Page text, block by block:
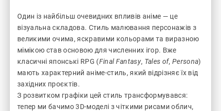
Один із найбільш очевидних впливів аніме — це
візуальна складова. Стиль малювання персонажів з
великими очима, яскравими кольорами та виразною
мімікою став основою для численних ігор. Вже
класичні японські RPG (Final Fantasy, Tales of,Persona)
мають характерний аніме-стиль, який відрізняє їх від
західних проєктів.
З розвитком графіки цей стиль трансформувався:
тепер ми бачимо 3D-моделі з чіткими рисами облич,